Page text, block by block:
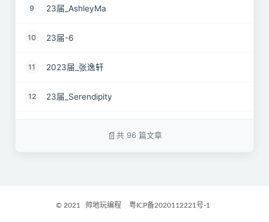
9 23届_AshleyMa
10 23届-6
11 2023届_张逸轩
12 23届_Serendipity
共 96 篇文章
© 2021 帅地玩编程 粤ICP备2020112221号-1